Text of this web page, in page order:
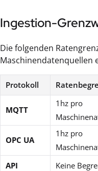
Ingestion-
Die folgenden
Maschinendatenquellen
Protokoll
MQTT
1hz pro
OPC UA
1hz pro
API
Keine